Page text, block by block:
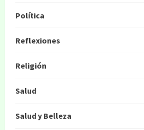
Política
Reflexiones
Religión
Salud
Salud y Belleza